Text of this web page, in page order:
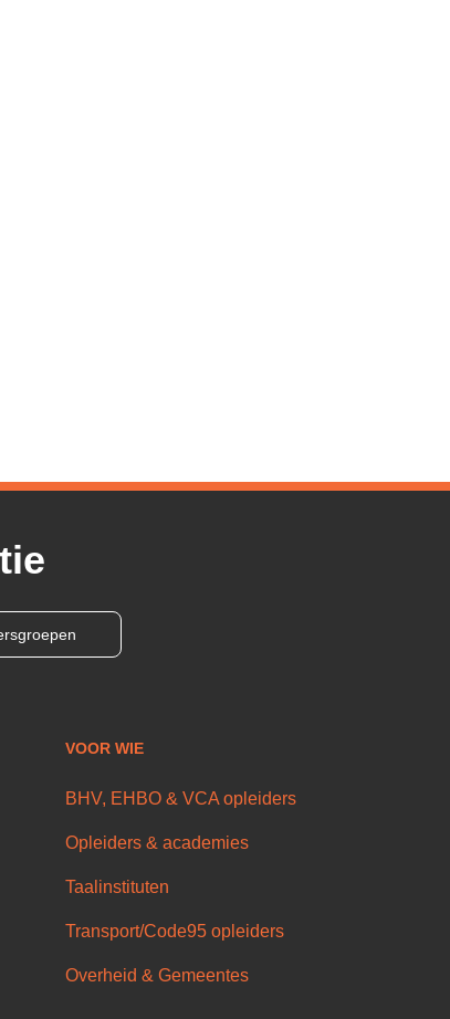
VOOR WIE
BHV, EHBO & VCA opleiders
Opleiders & academies
Taalinstituten
Transport/Code95 opleiders
Overheid & Gemeentes